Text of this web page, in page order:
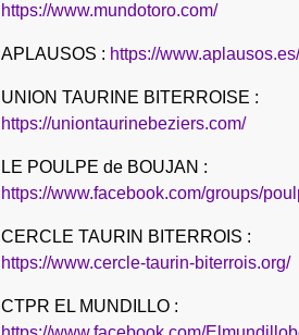
https://www.mundotoro.com/
APLAUSOS : https://www.aplausos.es/
UNION TAURINE BITERROISE :
https://uniontaurinebeziers.com/
LE POULPE de BOUJAN :
https://www.facebook.com/groups/
CERCLE TAURIN BITERROIS :
https://www.cercle-taurin-biterrois.org/
CTPR EL MUNDILLO :